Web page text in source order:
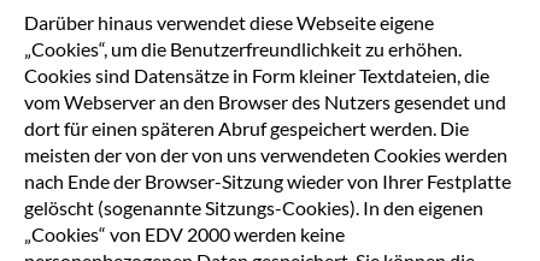
Darüber hinaus verwendet diese Webseite eigene
„Cookies“, um die Benutzerfreundlichkeit zu erhöhen.
Cookies sind Datensätze in Form kleiner Textdateien, die
vom Webserver an den Browser des Nutzers gesendet und
dort für einen späteren Abruf gespeichert werden. Die
meisten der von der von uns verwendeten Cookies werden
nach Ende der Browser-Sitzung wieder von Ihrer Festplatte
gelöscht (sogenannte Sitzungs-Cookies). In den eigenen
„Cookies“ von EDV 2000 werden keine